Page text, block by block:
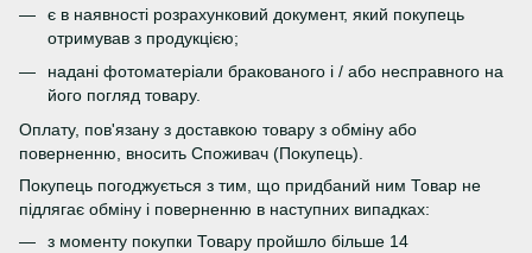
є в наявності розрахунковий документ, який покупець
отримував з продукцією;
надані фотоматеріали бракованого і / або несправного на
його погляд товару.
Оплату, пов'язану з доставкою товару з обміну або
поверненню, вносить Споживач (Покупець).
Покупець погоджується з тим, що придбаний ним Товар не
підлягає обміну і поверненню в наступних випадках:
з моменту покупки Товару пройшло більше 14